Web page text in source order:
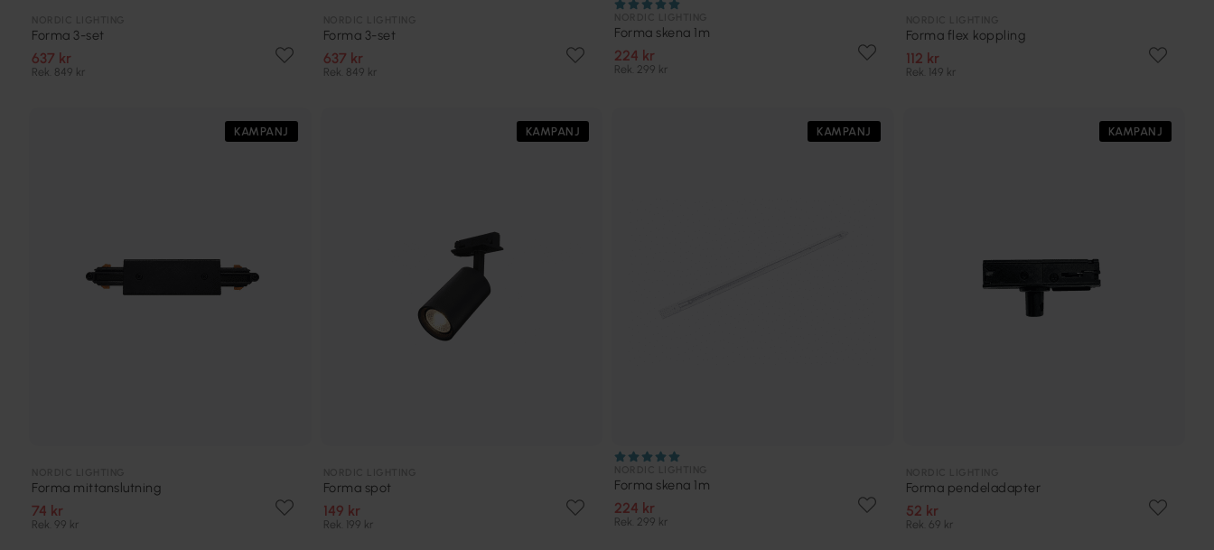
Forma 3-set
637 kr
Rek. 849 kr
Forma 3-set
637 kr
Rek. 849 kr
Forma skena 1m
224 kr
Rek. 299 kr
Forma flex koppling
112 kr
Rek. 149 kr
KAMPANJ
Forma mittanslutning
74 kr
Rek. 99 kr
KAMPANJ
Forma spot
149 kr
Rek. 199 kr
KAMPANJ
Forma skena 1m
224 kr
Rek. 299 kr
KAMPANJ
Forma pendeladapter
52 kr
Rek. 69 kr